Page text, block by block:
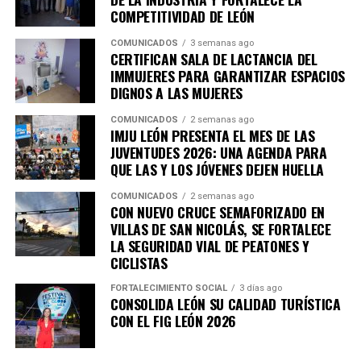
encuentren nuevos mercados, los emprendimientos
fortalezcan la economía de las familias y la diversidad
cultural continúe siendo parte de la identidad y riqueza
de León.
COMPETITIVIDAD DE LEÓN
COMUNICADOS 3 semanas ago
CERTIFICAN SALA DE LACTANCIA DEL
IMMUJERES PARA GARANTIZAR ESPACIOS
DIGNOS A LAS MUJERES
COMUNICADOS 2 semanas ago
IMJU LEÓN PRESENTA EL MES DE LAS
JUVENTUDES 2026: UNA AGENDA PARA
QUE LAS Y LOS JÓVENES DEJEN HUELLA
COMUNICADOS 2 semanas ago
CON NUEVO CRUCE SEMAFORIZADO EN
VILLAS DE SAN NICOLÁS, SE FORTALECE
LA SEGURIDAD VIAL DE PEATONES Y
CICLISTAS
FORTALECIMIENTO SOCIAL 3 días ago
CONSOLIDA LEÓN SU CALIDAD TURÍSTICA
CON EL FIG LEÓN 2026